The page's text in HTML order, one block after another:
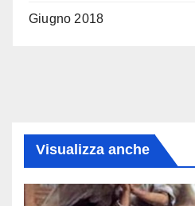
Giugno 2018
Visualizza anche